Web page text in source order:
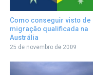
Como conseguir visto de
migração qualificada na
Austrália
25 de novembro de 2009